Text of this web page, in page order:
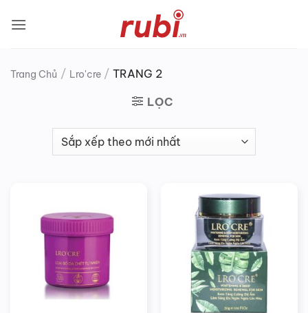
qua
Trang Chủ / Lro'cre / TRANG 2
LỌC